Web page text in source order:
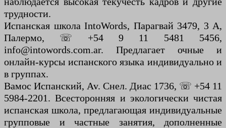
трудности.
Испанская школа IntoWords, Парагвай 3479, 3 A,
Палермо, ☏ +54 9 11 5481 5456,
info@intowords.com.ar. Предлагает очные и
онлайн-курсы испанского языка индивидуально и
в группах.
Вамос Испанский, Av. Cнел. Диас 1736, ☏ +54 11
5984-2201. Всесторонняя и экологически чистая
испанская школа, предлагающая индивидуальные
групповые и частные занятия, дополненные